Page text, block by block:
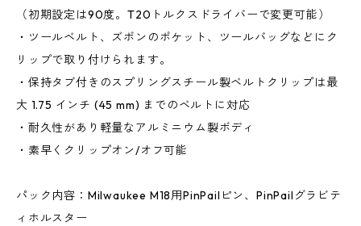
（初期設定は90度。T20トルクスドライバーで変更可能）
・ツールベルト、ズボンのポケット、ツールバッグなどにク
リップで取り付けられます。
・保持タブ付きのスプリングスチール製ベルトクリップは最
大 1.75 インチ (45 mm) までのベルトに対応
・耐久性があり軽量なアルミニウム製ボディ
・素早くクリップオン/オフ可能
パック内容：Milwaukee M18用PinPailピン、PinPailグラビテ
ィホルスター